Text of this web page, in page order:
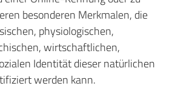
besonderen Merkmalen, die
physiologischen,
wirtschaftlichen,
Identität dieser natürlichen
werden kann.